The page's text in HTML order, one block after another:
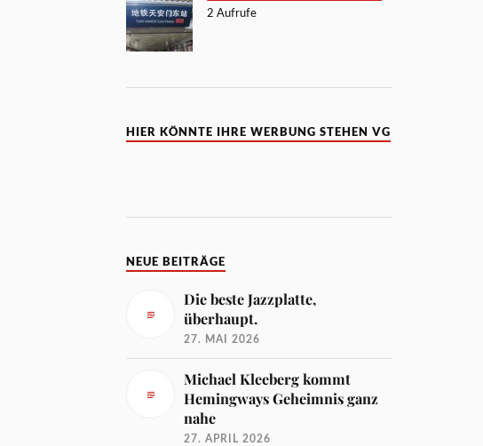
2 Aufrufe
HIER KÖNNTE IHRE WERBUNG STEHEN VG
NEUE BEITRÄGE
Die beste Jazzplatte,
überhaupt.
27. MAI 2026
Michael Kleeberg kommt
Hemingways Geheimnis ganz
nahe
27. APRIL 2026